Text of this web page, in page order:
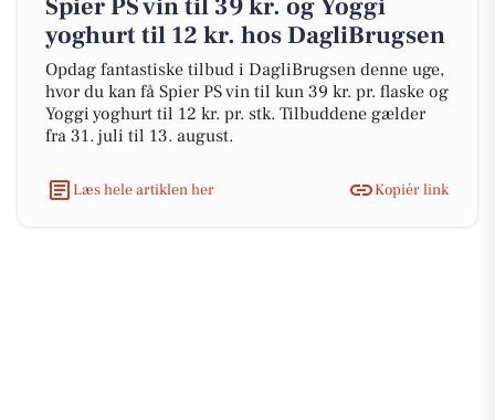
Spier PS vin til 39 kr. og Yoggi
yoghurt til 12 kr. hos DagliBrugsen
Opdag fantastiske tilbud i DagliBrugsen denne uge,
hvor du kan få Spier PS vin til kun 39 kr. pr. flaske og
Yoggi yoghurt til 12 kr. pr. stk. Tilbuddene gælder
fra 31. juli til 13. august.
Læs hele artiklen her Kopiér link